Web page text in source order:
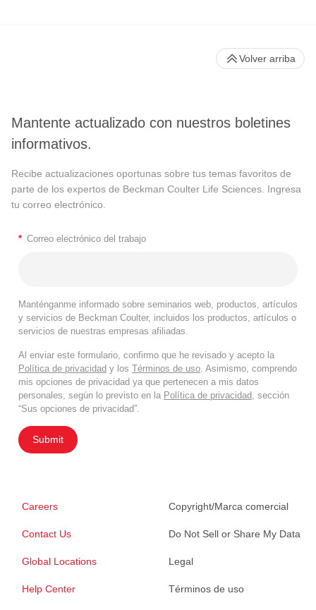
Mantente actualizado con nuestros boletines
informativos.
Recibe actualizaciones oportunas sobre tus temas favoritos de
parte de los expertos de Beckman Coulter Life Sciences. Ingresa
tu correo electrónico.
* Correo electrónico del trabajo
Manténganme informado sobre seminarios web, productos, artículos
y servicios de Beckman Coulter, incluidos los productos, artículos o
servicios de nuestras empresas afiliadas.
Al enviar este formulario, confirmo que he revisado y acepto la
Política de privacidad y los Términos de uso. Asimismo, comprendo
mis opciones de privacidad ya que pertenecen a mis datos
personales, según lo previsto en la Política de privacidad, sección
“Sus opciones de privacidad”.
Submit
Careers
Contact Us
Global Locations
Help Center
Copyright/Marca comercial
Do Not Sell or Share My Data
Legal
Términos de uso
Volver arriba